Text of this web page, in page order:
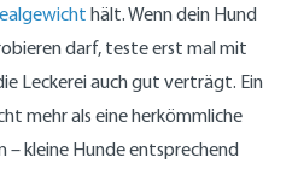
hält. Wenn dein Hund
darf, teste erst mal mit
Leckerei auch gut verträgt. Ein
mehr als eine herkömmliche
– kleine Hunde entsprechend